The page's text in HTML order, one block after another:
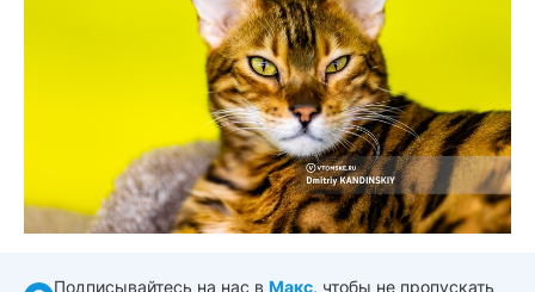
Подписывайтесь на нас в Макс, чтобы не пропускать